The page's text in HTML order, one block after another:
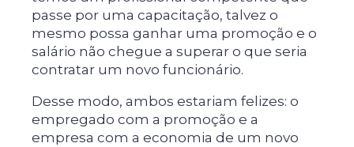
passe por uma capacitação, talvez o
mesmo possa ganhar uma promoção e o
salário não chegue a superar o que seria
contratar um novo funcionário.
Desse modo, ambos estariam felizes: o
empregado com a promoção e a
empresa com a economia de um novo